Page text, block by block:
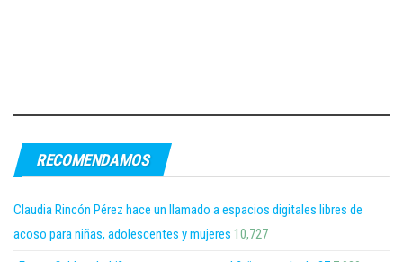
RECOMENDAMOS
Claudia Rincón Pérez hace un llamado a espacios digitales libres de
acoso para niñas, adolescentes y mujeres 10,727